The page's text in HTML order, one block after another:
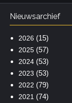
Nieuwsarchief
2026 (15)
2025(57)
2024(53)
2023 (53)
2022 (79)
2021 (74)